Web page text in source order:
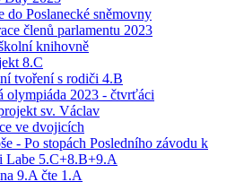
do Poslanecké sněmovny
členů parlamentu 2023
knihovně
8.C
tvoření s rodiči 4.B
olympiáda 2023 - čtvrťáci
sv. Václav
ve dvojicích
- Po stopách Posledního závodu k
Labe 5.C+8.B+9.A
9.A čte 1.A